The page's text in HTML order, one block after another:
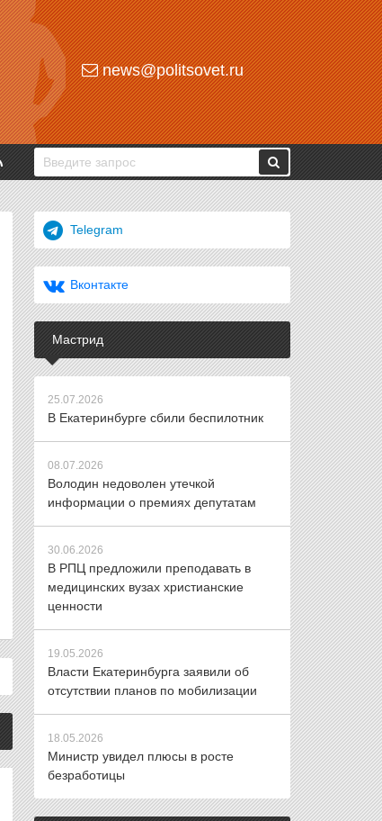
news@politsovet.ru
Telegram
Вконтакте
Мастрид
25.07.2026
В Екатеринбурге сбили беспилотник
08.07.2026
Володин недоволен утечкой
информации о премиях депутатам
30.06.2026
В РПЦ предложили преподавать в
медицинских вузах христианские
ценности
19.05.2026
Власти Екатеринбурга заявили об
отсутствии планов по мобилизации
18.05.2026
Министр увидел плюсы в росте
безработицы